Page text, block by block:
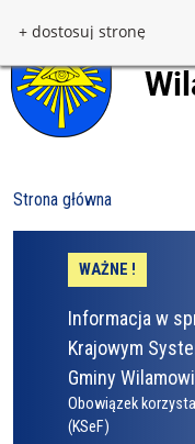
+ dostosuj stronę
Strona główna
WAŻNE !
Informacja w
Krajowym
Gminy
Obowiązek
(KSeF)